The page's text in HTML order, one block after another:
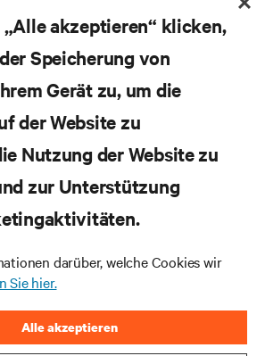
IN KONTAKT
• Impressum • Erklärung zu Datenschutz und
• Toegankelijkheidsverklaring
„Alle akzeptieren“ klicken,
Speicherung von
Gerät zu, um die
der Website zu
Nutzung der Website zu
zur Unterstützung
darüber, welche Cookies wir
Sie hier.
Alle akzeptieren